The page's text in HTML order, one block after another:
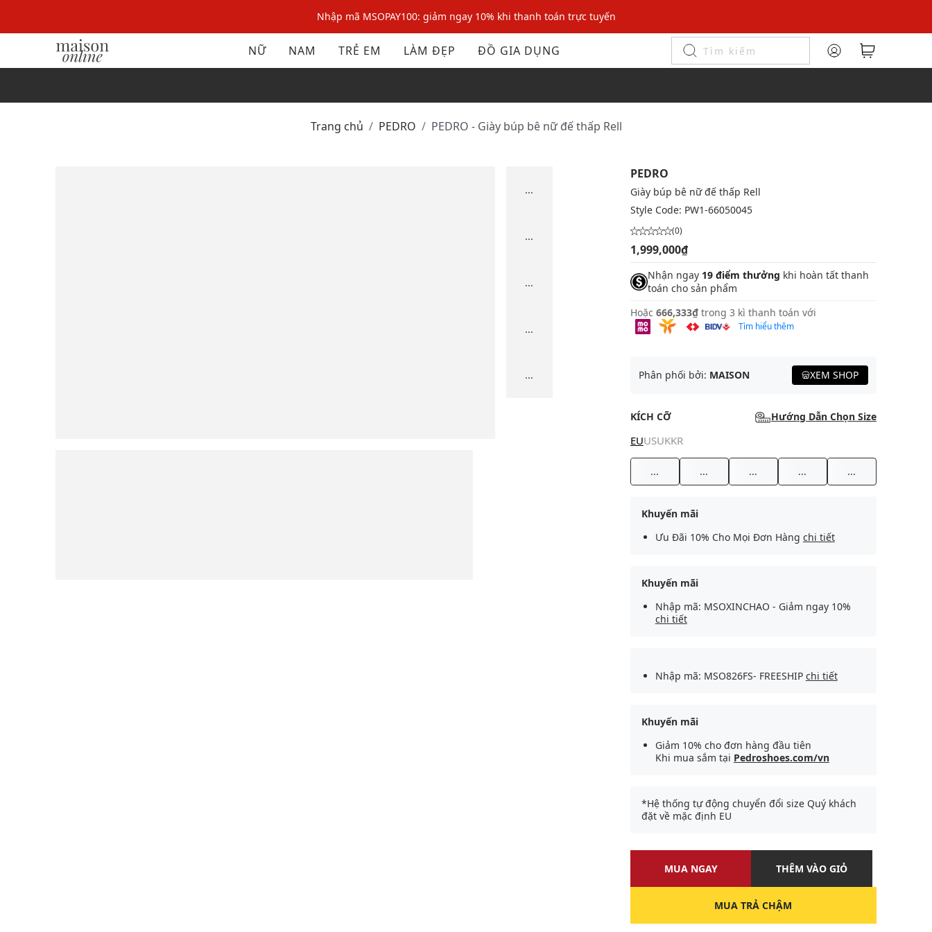
Nhập mã MSOPAY100: giảm ngay 10% khi thanh toán trực tuyến
Nhập mã: MSOXINCHAO - Giảm 10% đơn đầu cho thành viên mới!
Nhập mã MSOPAY100: giảm ngay 10% khi thanh toán trực tuyến
NỮ NAM TRẺ EM LÀM ĐẸP ĐỒ GIA DỤNG
Trang chủ PEDRO PEDRO - Giày búp bê nữ đế thấp Rell
...
...
...
...
...
PEDRO
Giày búp bê nữ đế thấp Rell
Style Code: PW1-66050045
(0)
1,999,000₫
Nhận ngay 19 điểm thưởng khi hoàn tất thanh
toán cho sản phẩm
Hoặc 666,333₫ trong 3 kì thanh toán với
Tìm hiểu thêm
Phân phối bởi: MAISON XEM SHOP
KÍCH CỠ Hướng Dẫn Chọn Size
EUUSUKKR
... ... ... ... ...
Khuyến mãi
Ưu Đãi 10% Cho Mọi Đơn Hàng chi tiết
Khuyến mãi
Nhập mã: MSOXINCHAO - Giảm ngay 10%
chi tiết
Nhập mã: MSO826FS- FREESHIP chi tiết
Khuyến mãi
Giảm 10% cho đơn hàng đầu tiên
Khi mua sắm tại Pedroshoes.com/vn
*Hệ thống tự động chuyển đổi size Quý khách
đặt về mặc định EU
MUA NGAY THÊM VÀO GIỎ
MUA TRẢ CHẬM